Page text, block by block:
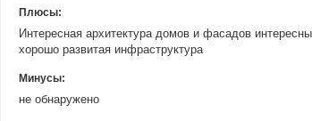
Плюсы:
Интересная архитектура домов и фасадов
хорошо развитая инфраструктура
Минусы:
не обнаружено